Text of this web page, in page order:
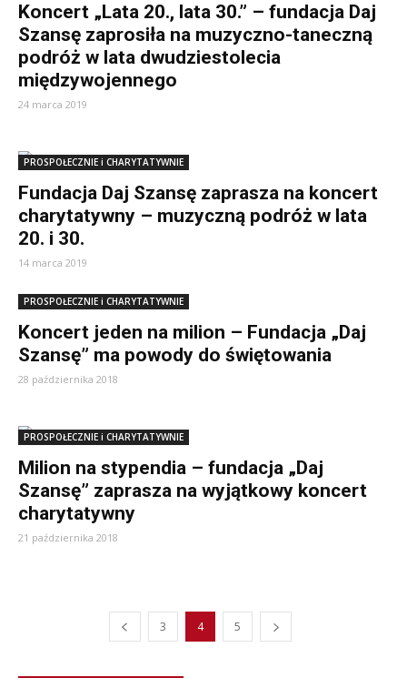
Koncert „Lata 20., lata 30.” – fundacja Daj
Szansę zaprosiła na muzyczno-taneczną
podróż w lata dwudziestolecia
międzywojennego
24 marca 2019
PROSPOŁECZNIE i CHARYTATYWNIE
Fundacja Daj Szansę zaprasza na koncert
charytatywny – muzyczną podróż w lata
20. i 30.
14 marca 2019
PROSPOŁECZNIE i CHARYTATYWNIE
Koncert jeden na milion – Fundacja „Daj
Szansę” ma powody do świętowania
28 października 2018
PROSPOŁECZNIE i CHARYTATYWNIE
Milion na stypendia – fundacja „Daj
Szansę” zaprasza na wyjątkowy koncert
charytatywny
21 października 2018
3 4 5